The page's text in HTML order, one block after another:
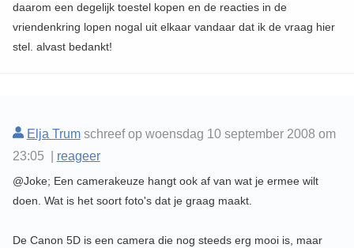
daarom een degelijk toestel kopen en de reacties in de
vriendenkring lopen nogal uit elkaar vandaar dat ik de vraag hier
stel. alvast bedankt!
Elja Trumschreef op woensdag 10 september 2008 om
23:05 | reageer
@Joke; Een camerakeuze hangt ook af van wat je ermee wilt
doen. Wat is het soort foto's dat je graag maakt.
De Canon 5D is een camera die nog steeds erg mooi is, maar